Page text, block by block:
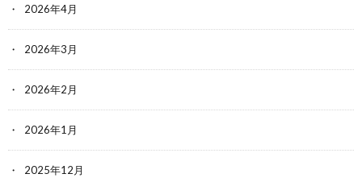
2026年4月
2026年3月
2026年2月
2026年1月
2025年12月